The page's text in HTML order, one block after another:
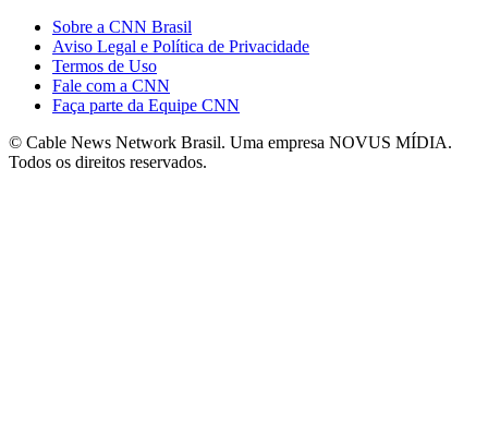
Sobre a CNN Brasil
Aviso Legal e Política de Privacidade
Termos de Uso
Fale com a CNN
Faça parte da Equipe CNN
© Cable News Network Brasil. Uma empresa NOVUS MÍDIA.
Todos os direitos reservados.